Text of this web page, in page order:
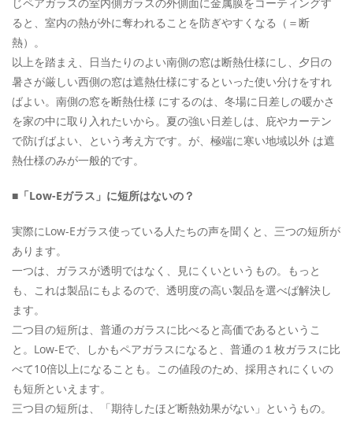
ると、室内の熱が外に奪われることを防ぎやすくなる（＝断
熱）。
以上を踏まえ、日当たりのよい南側の窓は断熱仕様にし、夕日の
暑さが厳しい西側の窓は遮熱仕様にするといった使い分けをすれ
ばよい。南側の窓を断熱仕様 にするのは、冬場に日差しの暖かさ
を家の中に取り入れたいから。夏の強い日差しは、庇やカーテン
で防げばよい、という考え方です。が、極端に寒い地域以外 は遮
熱仕様のみが一般的です。
■「Low-Eガラス」に短所はないの？
実際にLow-Eガラス使っている人たちの声を聞くと、三つの短所が
あります。
一つは、ガラスが透明ではなく、見にくいというもの。もっと
も、これは製品にもよるので、透明度の高い製品を選べば解決し
ます。
二つ目の短所は、普通のガラスに比べると高価であるというこ
と。Low-Eで、しかもペアガラスになると、普通の１枚ガラスに比
べて10倍以上になることも。この値段のため、採用されにくいの
も短所といえます。
三つ目の短所は、「期待したほど断熱効果がない」というもの。